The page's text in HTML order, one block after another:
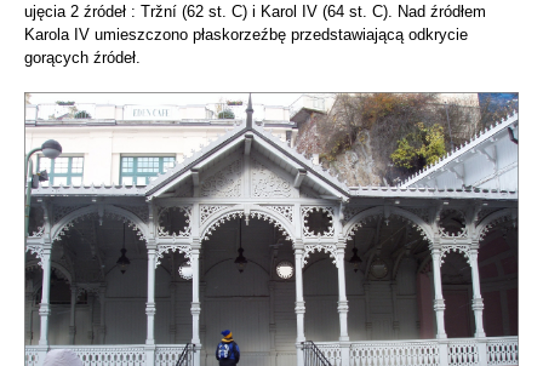
ujęcia 2 źródeł : Tržní (62 st. C) i Karol IV (64 st. C). Nad źródłem
Karola IV umieszczono płaskorzeźbę przedstawiającą odkrycie
gorących źródeł.